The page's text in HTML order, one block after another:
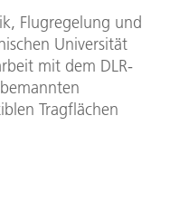
Flugregelung und
Universität
mit dem DLR-
Tragflächen